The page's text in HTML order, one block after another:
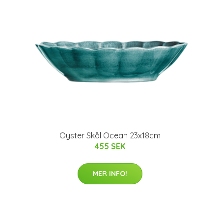
Oyster Skål Ocean 23x18cm
455 SEK
MER INFO!